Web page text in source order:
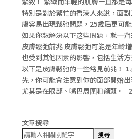
特別是對於繁忙的香港人來說，面
膚容易出現鬆弛問題，25歲后更可
如果你想解決以下这些問題，就一齊
皮膚鬆弛前兆 皮膚鬆弛可能是年齡
也受到其他因素的影響，包括生活方
以下是皮膚鬆弛的一些常見前兆！
先，你可能會注意到你的面部開始出
尤其是在眼部、嘴巴周圍和額頭。
文章搜尋
搜尋